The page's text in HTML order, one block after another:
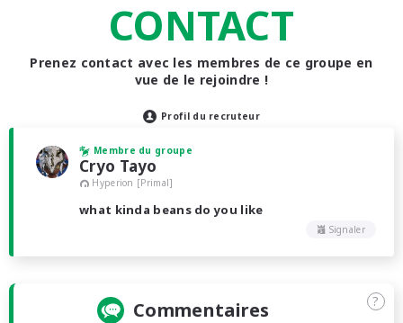
CONTACT
Prenez contact avec les membres de ce groupe en
vue de le rejoindre !
Profil du recruteur
Membre du groupe
Cryo Tayo
Hyperion [Primal]
what kinda beans do you like
Signaler
Commentaires ?